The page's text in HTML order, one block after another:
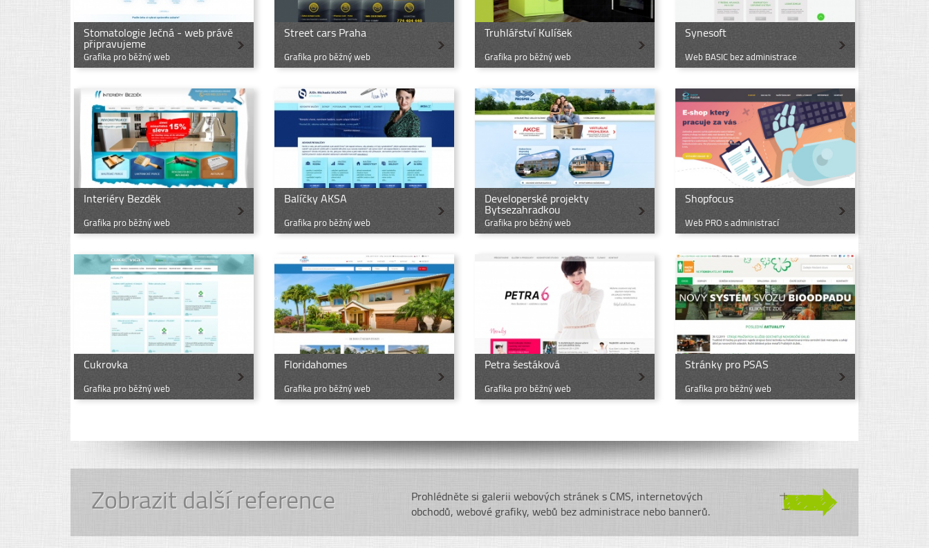
Stomatologie Ječná - web právě
připravujeme
Grafika pro běžný web
Street cars Praha
Grafika pro běžný web
Truhlářství Kulíšek
Grafika pro běžný web
Synesoft
Web BASIC bez administrace
Interiéry Bezděk
Grafika pro běžný web
Balíčky AKSA
Grafika pro běžný web
Developerské projekty
Bytsezahradkou
Grafika pro běžný web
Shopfocus
Web PRO s administrací
Cukrovka
Grafika pro běžný web
Floridahomes
Grafika pro běžný web
Petra šestáková
Grafika pro běžný web
Stránky pro PSAS
Grafika pro běžný web
Zobrazit další reference
Prohlédněte si galerii webových stránek s CMS, internetových
obchodů, webové grafiky, webů bez administrace nebo bannerů.